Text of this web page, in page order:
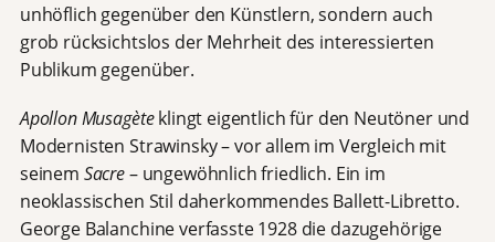
unhöflich gegenüber den Künstlern, sondern auch
grob rücksichtslos der Mehrheit des interessierten
Publikum gegenüber.
Apollon Musagèteklingt eigentlich für den Neutöner und
Modernisten Strawinsky – vor allem im Vergleich mit
seinem Sacre– ungewöhnlich friedlich. Ein im
neoklassischen Stil daherkommendes Ballett-Libretto.
George Balanchine verfasste 1928 die dazugehörige